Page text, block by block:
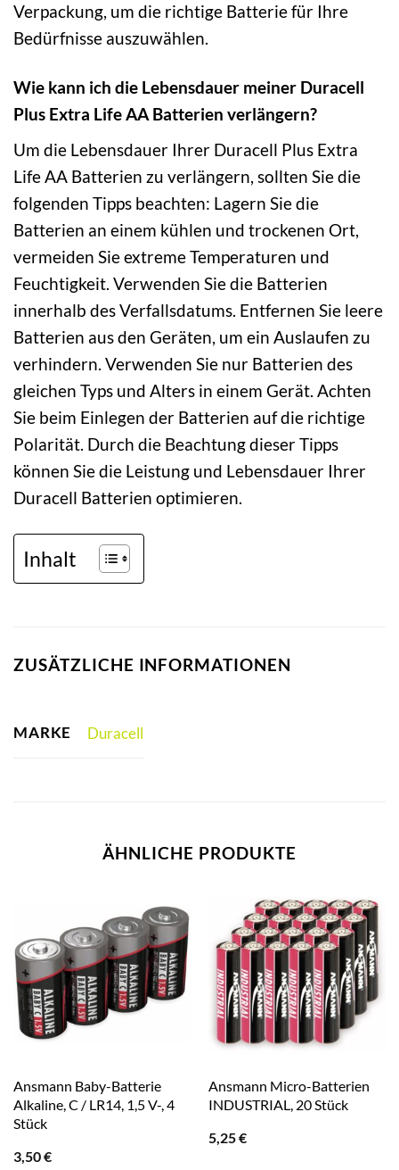
Verpackung, um die richtige Batterie für Ihre
Bedürfnisse auszuwählen.
Wie kann ich die Lebensdauer meiner Duracell
Plus Extra Life AA Batterien verlängern?
Um die Lebensdauer Ihrer Duracell Plus Extra
Life AA Batterien zu verlängern, sollten Sie die
folgenden Tipps beachten: Lagern Sie die
Batterien an einem kühlen und trockenen Ort,
vermeiden Sie extreme Temperaturen und
Feuchtigkeit. Verwenden Sie die Batterien
innerhalb des Verfallsdatums. Entfernen Sie leere
Batterien aus den Geräten, um ein Auslaufen zu
verhindern. Verwenden Sie nur Batterien des
gleichen Typs und Alters in einem Gerät. Achten
Sie beim Einlegen der Batterien auf die richtige
Polarität. Durch die Beachtung dieser Tipps
können Sie die Leistung und Lebensdauer Ihrer
Duracell Batterien optimieren.
Inhalt
ZUSÄTZLICHE INFORMATIONEN
MARKE Duracell
ÄHNLICHE PRODUKTE
Ansmann Baby-Batterie
Alkaline, C / LR14, 1,5 V-, 4
Stück
3,50€
Ansmann Micro-Batterien
INDUSTRIAL, 20 Stück
5,25€